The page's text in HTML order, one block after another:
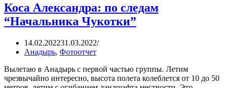
Коса Александра: по следам
“Начальника Чукотки”
14.02.202231.03.2022
Анадырь, Фотоотчет
Вылетаю в Анадырь с первой частью группы. Летим
чрезвычайно интересно, высота полета колеблется от 10 до 50